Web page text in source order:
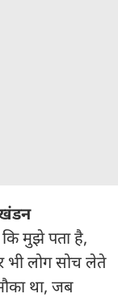
मुझे पता है,
भी लोग सोच लेते
था, जब